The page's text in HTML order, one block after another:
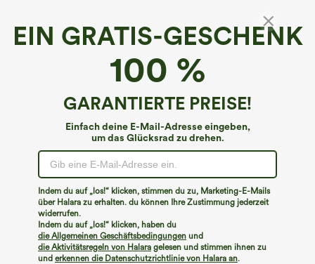
EIN GRATIS-GESCHENK
100 %
GARANTIERTE PREISE!
Einfach deine E-Mail-Adresse eingeben,
um das Glücksrad zu drehen.
Indem du auf „los!“ klicken, stimmen du zu, Marketing-E-Mails
über Halara zu erhalten. du können Ihre Zustimmung jederzeit
widerrufen.
Indem du auf „los!“ klicken, haben du
die Allgemeinen Geschäftsbedingungen und
die Aktivitätsregeln von Halara gelesen und stimmen ihnen zu
und erkennen die Datenschutzrichtlinie von Halara an.
2-in-1-Mini-Cordrock in A-Linie mit hohem
Bund und unsichtbarem Reißverschluss
€31,95 EUR €35,95 EUR Buy 2, Get 1 Free